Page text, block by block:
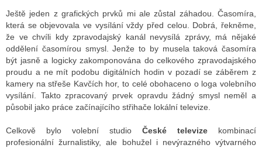
Ještě jeden z grafických prvků mi ale zůstal záhadou. Časomíra,
která se objevovala ve vysílání vždy před celou. Dobrá, řekněme,
že ve chvíli kdy zpravodajský kanál nevysílá zprávy, má nějaké
oddělení časomírou smysl. Jenže to by musela taková časomíra
být jasně a logicky zakomponována do celkového zpravodajského
proudu a ne mít podobu digitálních hodin v pozadí se záběrem z
kamery na střeše Kavčích hor, to celé obohaceno o loga volebního
vysílání. Takto zpracovaný prvek opravdu žádný smysl neměl a
působil jako práce začínajícího střihače lokální televize.
Celkově bylo volební studio České televize kombinací
profesionální žurnalistiky, ale bohužel i nevýrazného výtvarného